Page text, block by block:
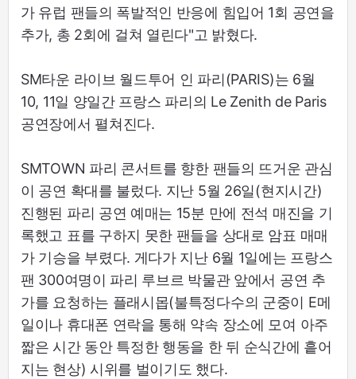
가 유럽 팬들의 폭발적인 반응에 힘입어 1회 공연을
추가, 총 2회에 걸쳐 열린다"고 밝혔다.
SM타운 라이브 월드투어 인 파리(PARIS)는 6월
10, 11일 양일간 프랑스 파리의 Le Zenith de Paris
공연장에서 펼쳐진다.
SMTOWN 파리 콘서트를 향한 팬들의 뜨거운 관심
이 공연 확대를 불렀다. 지난 5월 26일(현지시간)
진행된 파리 공연 예매는 15분 만에 전석 매진을 기
록했고 표를 구하지 못한 팬들을 상대로 암표 매매
가 기승을 부렸다. 게다가 지난 6월 1일에는 프랑스
팬 300여명이 파리 루브르 박물관 앞에서 공연 추
가를 요청하는 플래시몹(불특정다수의 군중이 E메
일이나 휴대폰 연락을 통해 약속 장소에 모여 아주
짧은 시간 동안 특정한 행동을 한 뒤 순식간에 흩어
지는 현상) 시위를 벌이기도 했다.